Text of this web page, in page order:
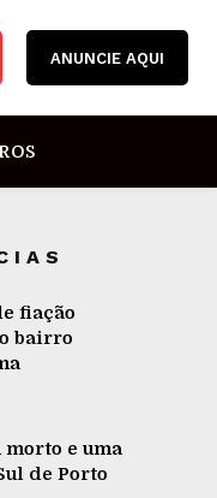
ANUNCIE AQUI
fiação
bairro
e uma
de Porto